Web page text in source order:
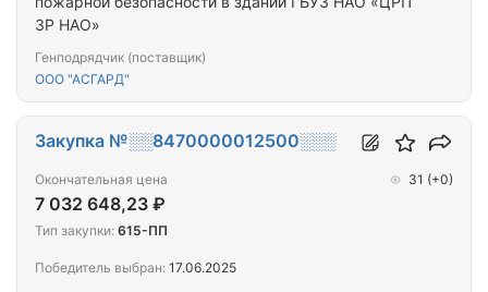
ЗР НАО»
Генподрядчик (поставщик)
ООО "АСГАРД"
Закупка №░░8470000012500░░░
Окончательная цена
7 032 648,23 ₽
31 (+0)
Тип закупки: 615-ПП
Победитель выбран: 17.06.2025